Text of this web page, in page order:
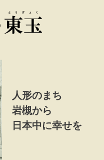
人形のまち
岩槻から
日本中に幸せを